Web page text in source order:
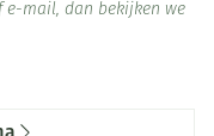
e-mail, dan bekijken we